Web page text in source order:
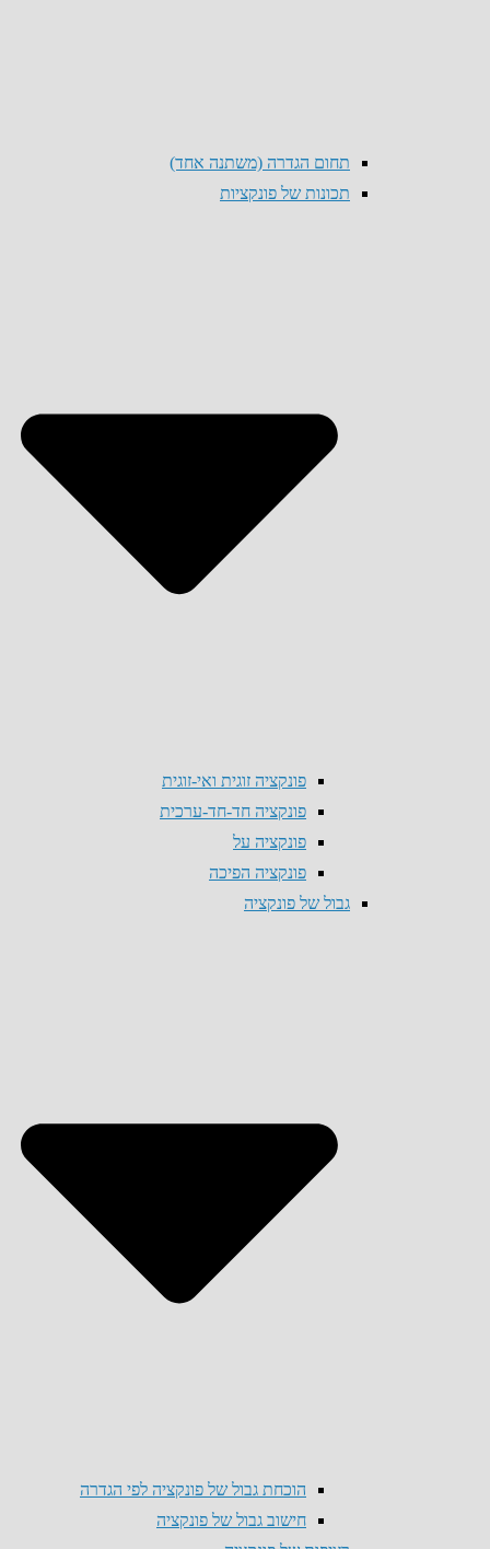
תחום הגדרה (משתנה אחד)
תכונות של פונקציות
פונקציה זוגית ואי-זוגית
פונקציה חד-חד-ערכית
פונקציה על
פונקציה הפיכה
גבול של פונקציה
הוכחת גבול של פונקציה לפי הגדרה
חישוב גבול של פונקציה